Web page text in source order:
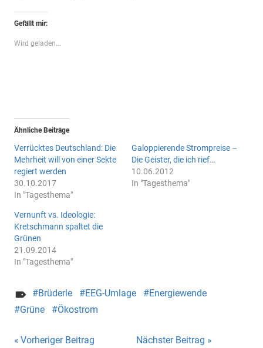
Gefällt mir:
Wird geladen...
Ähnliche Beiträge
Verrücktes Deutschland: Die
Mehrheit will von einer Sekte
regiert werden
30.10.2017
In "Tagesthema"
Galoppierende Strompreise –
Die Geister, die ich rief…
10.06.2012
In "Tagesthema"
Vernunft vs. Ideologie:
Kretschmann spaltet die
Grünen
21.09.2014
In "Tagesthema"
Brüderle EEG-Umlage
Energiewende
Grüne
Ökostrom
Beitragsnavigation
Vorheriger Beitrag Nächster Beitrag